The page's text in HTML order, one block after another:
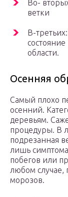
Во-
ветки
В-
области.
Осенняя
Самый плохо
осенний.
деревьям.
процедуры. В
подрезанная
лишь
побегов или
любом случае,
морозов.